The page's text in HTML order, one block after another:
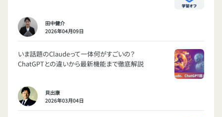
田中健介
2026年04月09日
いま話題のClaudeって一体何がすごいの？
ChatGPTとの違いから最新機能まで徹底解説
貝出康
2026年03月04日